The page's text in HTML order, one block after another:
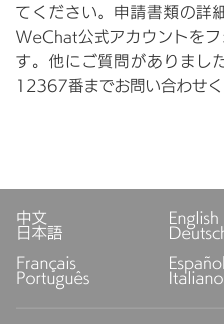
てください。申請書類の詳
WeChat公式アカウントを
す。他にご質問がありまし
12367番までお問い合わせ
中文 English
日本語
Français
Português Italiano